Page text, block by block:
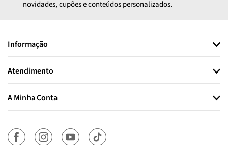
novidades, cupões e conteúdos personalizados.
Informação
Atendimento
A Minha Conta